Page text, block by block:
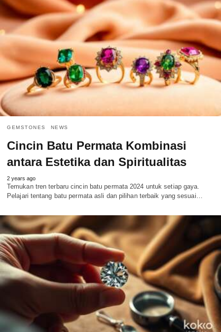
GEMSTONES NEWS
Cincin Batu Permata Kombinasi
antara Estetika dan Spiritualitas
2 years ago
Temukan tren terbaru cincin batu permata 2024 untuk setiap gaya.
Pelajari tentang batu permata asli dan pilihan terbaik yang sesuai…